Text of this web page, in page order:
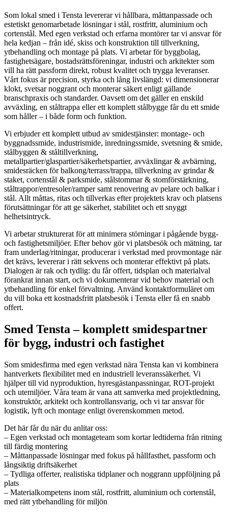
Som lokal smed i Tensta levererar vi hållbara, måttanpassade och
estetiskt genomarbetade lösningar i stål, rostfritt, aluminium och
cortenstål. Med egen verkstad och erfarna montörer tar vi ansvar för
hela kedjan – från idé, skiss och konstruktion till tillverkning,
ytbehandling och montage på plats. Vi arbetar för byggbolag,
fastighetsägare, bostadsrättsföreningar, industri och arkitekter som
vill ha rätt passform direkt, robust kvalitet och trygga leveranser.
Vårt fokus är precision, styrka och lång livslängd: vi dimensionerar
klokt, svetsar noggrant och monterar säkert enligt gällande
branschpraxis och standarder. Oavsett om det gäller en enskild
avväxling, en ståltrappa eller ett komplett stålbygge får du ett smide
som håller – i både form och funktion.
Vi erbjuder ett komplett utbud av smidestjänster: montage- och
byggnadssmide, industrismide, inredningssmide, svetsning & smide,
stålbyggen & ståltillverkning,
metallpartier/glaspartier/säkerhetspartier, avväxlingar & avbärning,
smidesräcken för balkong/terrass/trappa, tillverkning av grindar &
staket, cortenstål & parksmide, stålstommar & stomförstärkning,
ståltrappor/entresoler/ramper samt renovering av pelare och balkar i
stål. Allt måttas, ritas och tillverkas efter projektets krav och platsens
förutsättningar för att ge säkerhet, stabilitet och ett snyggt
helhetsintryck.
Vi arbetar strukturerat för att minimera störningar i pågående bygg-
och fastighetsmiljöer. Efter behov gör vi platsbesök och mätning, tar
fram underlag/ritningar, producerar i verkstad med provmontage när
det krävs, levererar i rätt sekvens och monterar effektivt på plats.
Dialogen är rak och tydlig: du får offert, tidsplan och materialval
förankrat innan start, och vi dokumenterar vid behov material och
ytbehandling för enkel förvaltning. Använd kontaktformuläret om
du vill boka ett kostnadsfritt platsbesök i Tensta eller få en snabb
offert.
Smed Tensta – komplett smidespartner
för bygg, industri och fastighet
Som smidesfirma med egen verkstad nära Tensta kan vi kombinera
hantverkets flexibilitet med en industriell leveranssäkerhet. Vi
hjälper till vid nyproduktion, hyresgästanpassningar, ROT-projekt
och utemiljöer. Våra team är vana att samverka med projektledning,
konstruktör, arkitekt och kontrollansvarig, och vi tar ansvar för
logistik, lyft och montage enligt överenskommen metod.
Det här får du när du anlitar oss:
– Egen verkstad och montageteam som kortar ledtiderna från ritning
till färdig montering
– Måttanpassade lösningar med fokus på hållfasthet, passform och
långsiktig driftsäkerhet
– Tydliga offerter, realistiska tidplaner och noggrann uppföljning på
plats
– Materialkompetens inom stål, rostfritt, aluminium och cortenstål,
med rätt ytbehandling för miljön